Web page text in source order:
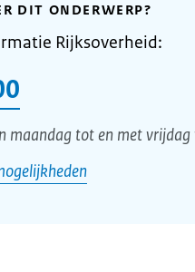
DIT ONDERWERP?
Rijksoverheid:
maandag tot en met